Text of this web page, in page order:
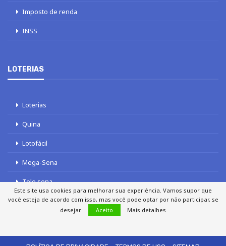
Imposto de renda
INSS
LOTERIAS
Loterias
Quina
Lotofácil
Mega-Sena
Tele sena
Este site usa cookies para melhorar sua experiência. Vamos supor que
você esteja de acordo com isso, mas você pode optar por não participar, se
desejar.
Aceito Mais detalhes